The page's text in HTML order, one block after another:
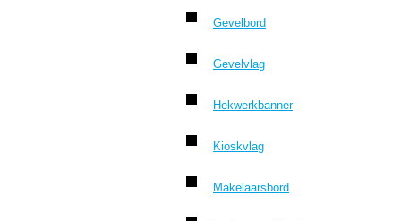
Gevelbord
Gevelvlag
Hekwerkbanner
Kioskvlag
Makelaarsbord